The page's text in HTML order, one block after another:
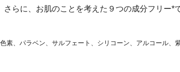
さらに、お肌のことを考えた９つの成分フリー*
素、パラベン、サルフェート、シリコーン、アルコール、